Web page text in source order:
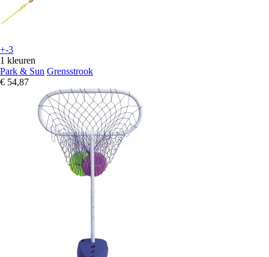
+-3
1 kleuren
Park & Sun Grensstrook
€ 54,87